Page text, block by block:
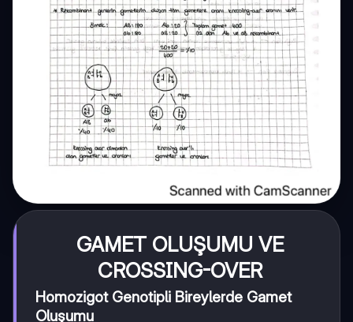
GAMET OLUŞUMU VE
CROSSING-OVER
Homozigot Genotipli Bireylerde Gamet
Oluşumu